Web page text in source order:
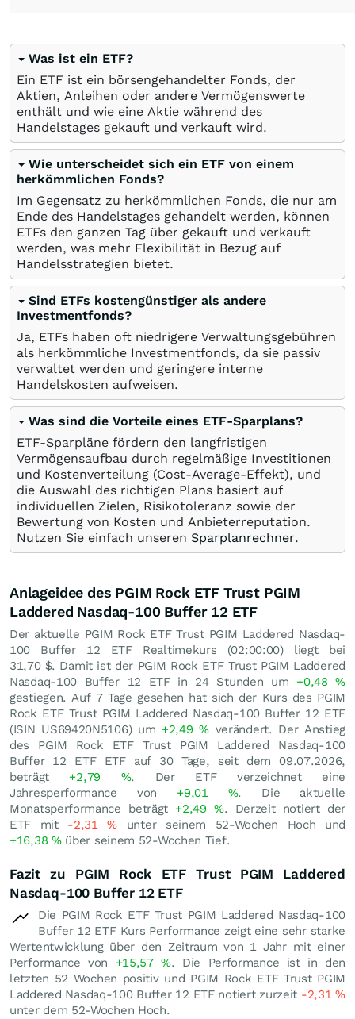
Was ist ein ETF?
Ein ETF ist ein börsengehandelter Fonds, der
Aktien, Anleihen oder andere Vermögenswerte
enthält und wie eine Aktie während des
Handelstages gekauft und verkauft wird.
Wie unterscheidet sich ein ETF von einem
herkömmlichen Fonds?
Im Gegensatz zu herkömmlichen Fonds, die nur am
Ende des Handelstages gehandelt werden, können
ETFs den ganzen Tag über gekauft und verkauft
werden, was mehr Flexibilität in Bezug auf
Handelsstrategien bietet.
Sind ETFs kostengünstiger als andere
Investmentfonds?
Ja, ETFs haben oft niedrigere Verwaltungsgebühren
als herkömmliche Investmentfonds, da sie passiv
verwaltet werden und geringere interne
Handelskosten aufweisen.
Was sind die Vorteile eines ETF-Sparplans?
ETF-Sparpläne fördern den langfristigen
Vermögensaufbau durch regelmäßige Investitionen
und Kostenverteilung (Cost-Average-Effekt), und
die Auswahl des richtigen Plans basiert auf
individuellen Zielen, Risikotoleranz sowie der
Bewertung von Kosten und Anbieterreputation.
Nutzen Sie einfach unseren Sparplanrechner.
Anlageidee des PGIM Rock ETF Trust PGIM
Laddered Nasdaq-100 Buffer 12 ETF
Der aktuelle PGIM Rock ETF Trust PGIM Laddered Nasdaq-
100 Buffer 12 ETF Realtimekurs (02:00:00) liegt bei
31,70 $. Damit ist der PGIM Rock ETF Trust PGIM Laddered
Nasdaq-100 Buffer 12 ETF in 24 Stunden um +0,48%
gestiegen. Auf 7 Tage gesehen hat sich der Kurs des PGIM
Rock ETF Trust PGIM Laddered Nasdaq-100 Buffer 12 ETF
(ISIN US69420N5106) um +2,49%verändert. Der Anstieg
des PGIM Rock ETF Trust PGIM Laddered Nasdaq-100
Buffer 12 ETF ETF auf 30 Tage, seit dem 09.07.2026,
beträgt +2,79 %. Der ETF verzeichnet eine
Jahresperformance von +9,01 %. Die aktuelle
Monatsperformance beträgt +2,49 %. Derzeit notiert der
ETF mit -2,31% unter seinem 52-Wochen Hoch und
+16,38 %über seinem 52-Wochen Tief.
Fazit zu PGIM Rock ETF Trust PGIM Laddered
Nasdaq-100 Buffer 12 ETF
Die PGIM Rock ETF Trust PGIM Laddered Nasdaq-100
Buffer 12 ETF Kurs Performance zeigt eine sehr starke
Wertentwicklung über den Zeitraum von 1 Jahr mit einer
Performance von +15,57%. Die Performance ist in den
letzten 52 Wochen positiv und PGIM Rock ETF Trust PGIM
Laddered Nasdaq-100 Buffer 12 ETF notiert zurzeit -2,31%
unter dem 52-Wochen Hoch.